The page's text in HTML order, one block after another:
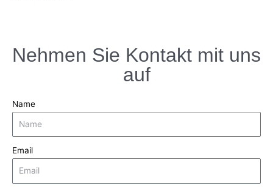
Nehmen Sie Kontakt mit uns
auf
Name
Email